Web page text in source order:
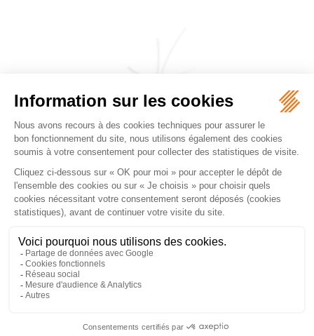
CABINET JEANJACQUES & DE PERTHUIS
FALGUEROLLES
Tél :05 62 27 70 14
Liens utiles Articles